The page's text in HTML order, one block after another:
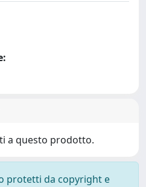
a questo prodotto.
protetti da copyright e